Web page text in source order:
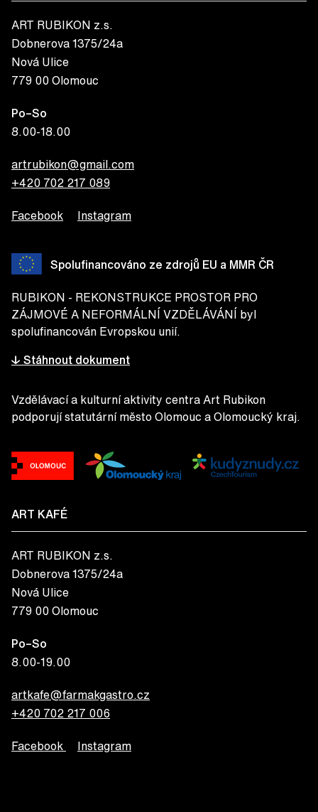
ART RUBIKON z.s.
Dobnerova 1375/24a
Nová Ulice
779 00 Olomouc
Po–So
8.00-18.00
artrubikon@gmail.com
+420 702 217 089
Facebook Instagram
Spolufinancováno ze zdrojů EU a MMR ČR
RUBIKON - REKONSTRUKCE PROSTOR PRO
ZÁJMOVÉ A NEFORMÁLNÍ VZDĚLÁVÁNÍ byl
spolufinancován Evropskou unií.
↓ Stáhnout dokument
Vzdělávací a kulturní aktivity centra Art Rubikon
podporují statutární město Olomouc a Olomoucký kraj.
ART KAFÉ
ART RUBIKON z.s.
Dobnerova 1375/24a
Nová Ulice
779 00 Olomouc
Po–So
8.00-19.00
artkafe@farmakgastro.cz
+420 702 217 006
Facebook Instagram